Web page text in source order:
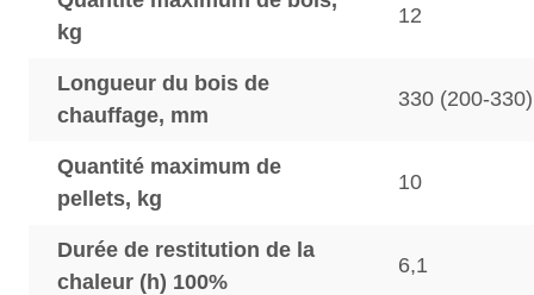
kg
12
Longueur du bois de
chauffage, mm
330 (200-330)
Quantité maximum de
pellets, kg
10
Durée de restitution de la
chaleur (h) 100%
6,1